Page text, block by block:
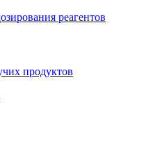
реагентов
продуктов